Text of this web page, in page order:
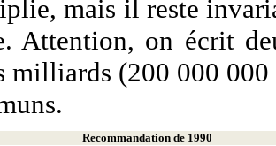
mais il reste
Attention, on écrit
milliards (200 000
Recommandation de 1990